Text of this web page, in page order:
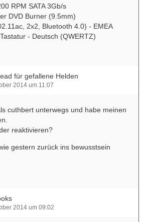
RPM SATA 3Gb/s
DVD Burner (9.5mm)
2x2, Bluetooth 4.0) - EMEA
- Deutsch (QWERTZ)
für gefallene Helden
2014 um 11:07
cuthbert unterwegs und habe meinen
reaktivieren?
gestern zurück ins bewusstsein
2014 um 09:02